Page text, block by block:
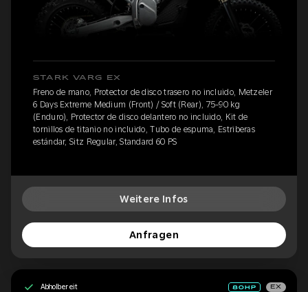
STARK VARG EX
Freno de mano, Protector de disco trasero no incluido, Metzeler
6 Days Extreme Medium (Front) / Soft (Rear), 75-90 kg
(Enduro), Protector de disco delantero no incluido, Kit de
tornillos de titanio no incluido, Tubo de espuma, Estriberas
estándar, Sitz Regular, Standard 60 PS
Weitere Infos
Anfragen
Abholbereit EX